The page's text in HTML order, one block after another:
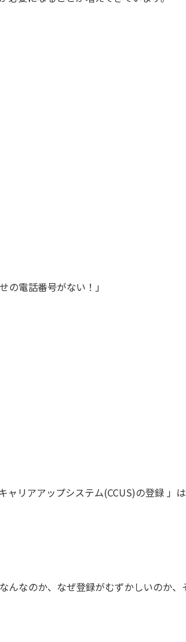
の電話番号がない！」
リアアップシステム(CCUS)の登録 」は
なのか、なぜ登録がむずかしいのか